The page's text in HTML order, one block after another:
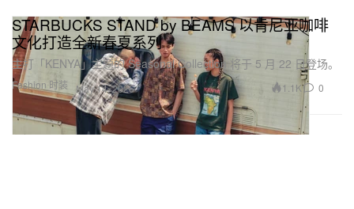
Fashion 时装
STARBUCKS STAND by BEAMS 以肯尼亚咖啡
文化打造全新春夏系列
主打「KENYA」主题的 Seasonal Collection 将于 5 月 22 日登场。
May 14, 2026 1.1K 0